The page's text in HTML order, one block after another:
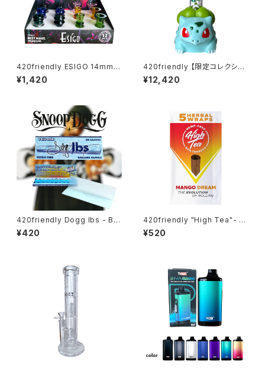
420friendly ESIGO 14mmガ
ラスボウル(火皿) Phoenix As
h Catcher
¥1,420
420friendly 【限定コレクショ
ン】Green Bud Monster Bon
g / グリーンバッドモンスターボ
¥12,420
420friendly Dogg lbs - Blu
e Paisley Rolling Papers /
1¼サイズ・50枚入
¥420
420friendly "High Tea"- Bl
unt Wraps / 自分で巻く 愛好
家 420friendlyおすすめ (マン
¥520